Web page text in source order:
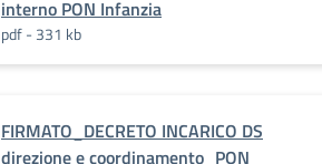
interno PON Infanzia
pdf - 331 kb
FIRMATO_DECRETO INCARICO DS
direzione e coordinamento_PON